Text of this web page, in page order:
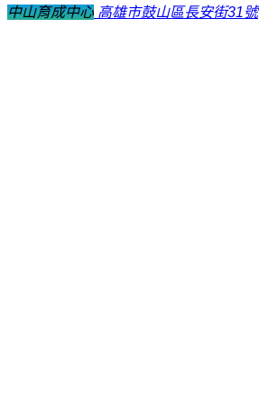
中山育成中心 高雄市鼓山區長安街31號